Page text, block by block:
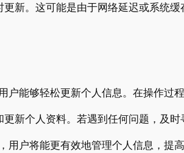
新。这可能是由于网络延迟或系统
能够轻松更新个人信息。在操作过
新个人资料。若遇到任何问题，及
用户将能更有效地管理个人信息，提